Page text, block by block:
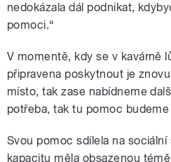
nedokázala dál podnikat,
pomoci.“
V momentě, kdy se v kavárně
připravena poskytnout je
místo, tak zase nabídneme
potřeba, tak tu pomoc budeme
Svou pomoc sdílela na
kapacitu měla obsazenou